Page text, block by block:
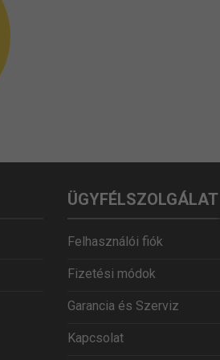
ÜGYFÉLSZOLGÁLAT
Felhasználói fiók
Fizetési módok
Garancia és Szerviz
Kapcsolat